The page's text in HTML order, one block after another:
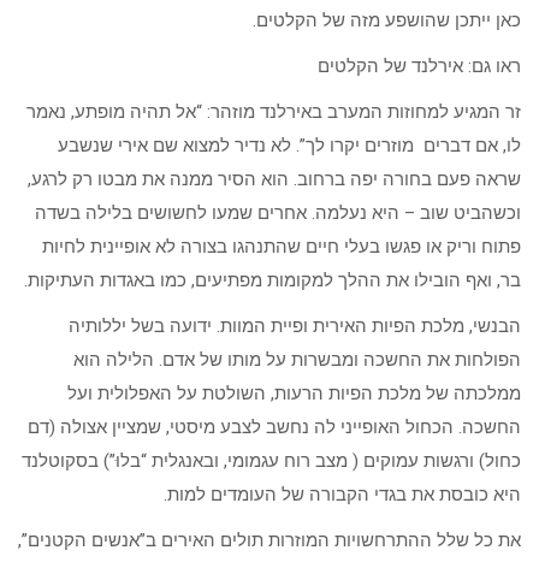
כאן ייתכן שהושפע מזה של הקלטים.
ראו גם: אירלנד של הקלטים
זר המגיע למחוזות המערב באירלנד מוזהר: “אל תהיה מופתע, נאמר
לו, אם דברים מוזרים יקרו לך”. לא נדיר למצוא שם אירי שנשבע
שראה פעם בחורה יפה ברחוב. הוא הסיר ממנה את מבטו רק לרגע,
וכשהביט שוב – היא נעלמה. אחרים שמעו לחשושים בלילה בשדה
פתוח וריק או פגשו בעלי חיים שהתנהגו בצורה לא אופיינית לחיות
בר, ואף הובילו את ההלך למקומות מפתיעים, כמו באגדות העתיקות.
הבנשי, מלכת הפיות האירית ופיית המוות. ידועה בשל יללותיה
הפולחות את החשכה ומבשרות על מותו של אדם. הלילה הוא
ממלכתה של מלכת הפיות הרעות, השולטת על האפלולית ועל
החשכה. הכחול האופייני לה נחשב לצבע מיסטי, שמציין אצולה (דם
כחול) ורגשות עמוקים ( מצב רוח עגמומי, ובאנגלית “בלוּ”) בסקוטלנד
היא כובסת את בגדי הקבורה של העומדים למות.
את כל שלל ההתרחשויות המוזרות תולים האירים ב”אנשים הקטנים”,